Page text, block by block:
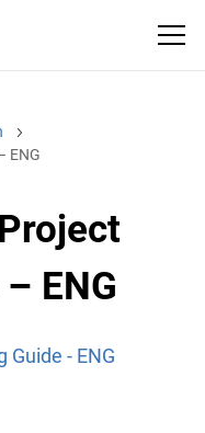
ENG
ENG
Guide - ENG